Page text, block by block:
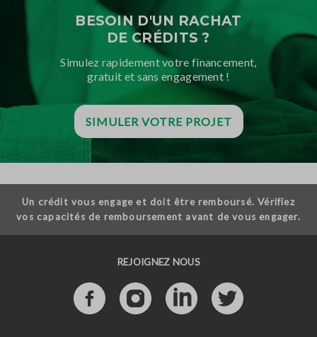
BESOIN D'UN RACHAT
DE CRÉDITS ?
Simulez rapidement votre financement,
gratuit et sans engagement !
SIMULER VOTRE PROJET
Un crédit vous engage et doit être remboursé. Vérifiez
vos capacités de remboursement avant de vous engager.
REJOIGNEZ NOUS